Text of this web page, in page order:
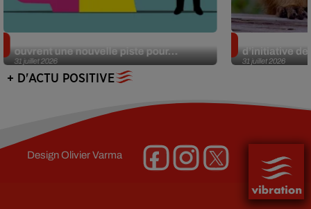
31 juillet 2026
ouvrent une nouvelle piste pour...
31 juillet 2026
d’initiative
+ D'ACTU POSITIVE
DesignOlivier Varma